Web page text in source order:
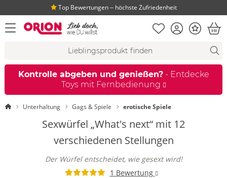
Top Bewertungen ‒ höchste Zufriedenheit
Menü öffnen Merkliste
KontoBonus
Kontrolle abgeben und genießen?- Entdecke
Toys mit Fernbedienung
StartseiteUnterhaltung Gags & Spiele erotische Spiele
Sexwürfel „What's next“ mit 12
verschiedenen Stellungen
Der Würfel entscheidet, wie gesext wird!
1 Bewertung